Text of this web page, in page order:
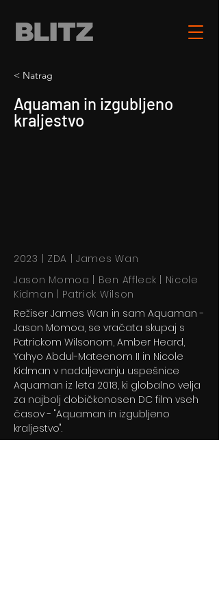
< Natrag
Aquaman in izgubljeno
kraljestvo
2023 | ZDA | James Wan
Jason Momoa | Ben Affleck | Nicole
Kidman | Patrick Wilson
Režiser James Wan in sam Aquaman -
Jason Momoa, se vračata skupaj s
Patrickom Wilsonom, Amber Heard,
Yahyo Abdul-Mateenom II in Nicole
Kidman v nadaljevanju uspešnice
Aquaman iz leta 2018, ki globalno velja
za najbolj dobičkonosen DC film vseh
časov - "Aquaman in izgubljeno
kraljestvo".